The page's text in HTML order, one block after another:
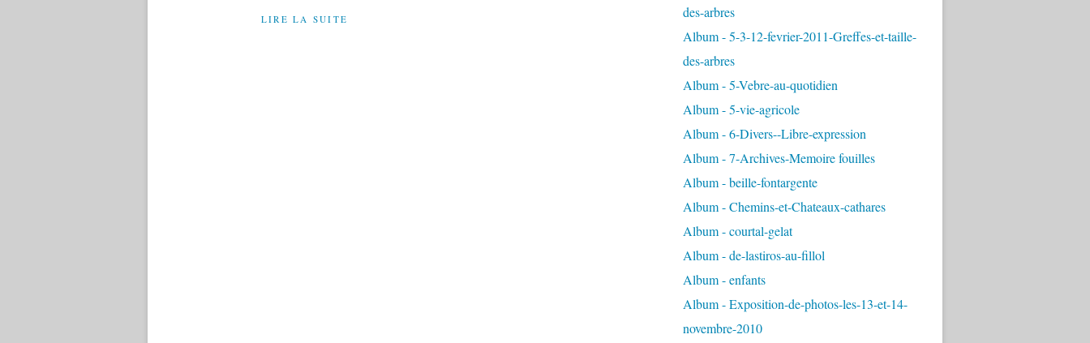
LIRE LA SUITE
des-arbres
Album - 5-3-12-fevrier-2011-Greffes-et-taille-
des-arbres
Album - 5-Vebre-au-quotidien
Album - 5-vie-agricole
Album - 6-Divers--Libre-expression
Album - 7-Archives-Memoire fouilles
Album - beille-fontargente
Album - Chemins-et-Chateaux-cathares
Album - courtal-gelat
Album - de-lastiros-au-fillol
Album - enfants
Album - Exposition-de-photos-les-13-et-14-
novembre-2010